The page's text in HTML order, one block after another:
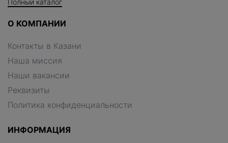
Полный каталог
О КОМПАНИИ
Контакты в Казани
Наша миссия
Наши вакансии
Реквизиты
Политика конфиденциальности
ИНФОРМАЦИЯ